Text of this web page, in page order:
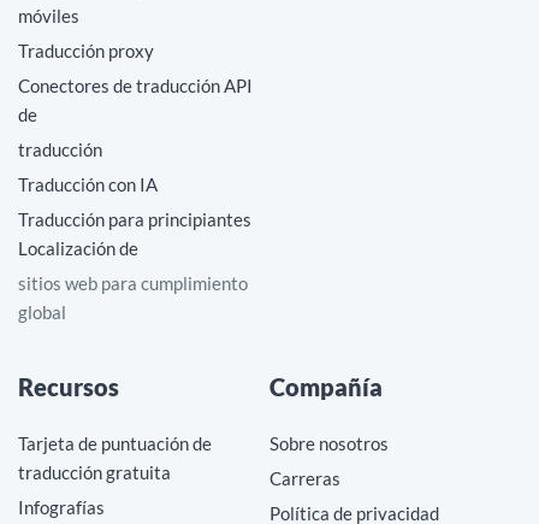
móviles
Traducción proxy
Conectores de traducción API
de
traducción
Traducción con IA
Traducción para principiantes
Localización de
sitios web para cumplimiento
global
Recursos
Tarjeta de puntuación de
traducción gratuita
Infografías
Compañía
Sobre nosotros
Carreras
Política de privacidad